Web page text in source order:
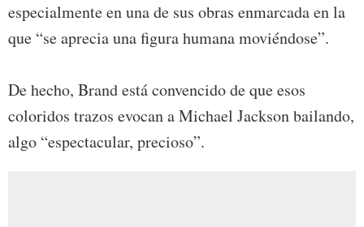
especialmente en una de sus obras enmarcada en la
que “se aprecia una figura humana moviéndose”.
De hecho, Brand está convencido de que esos
coloridos trazos evocan a Michael Jackson bailando,
algo “espectacular, precioso”.